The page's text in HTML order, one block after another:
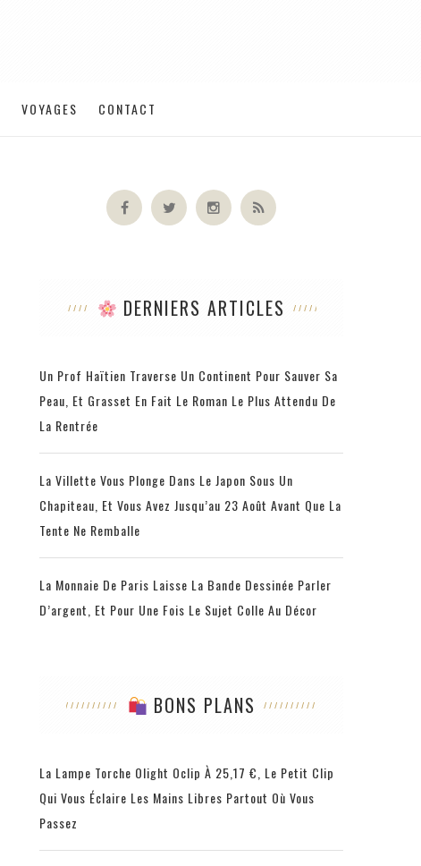
VOYAGES CONTACT
DERNIERS ARTICLES
Un Prof Haïtien Traverse Un Continent Pour Sauver Sa
Peau, Et Grasset En Fait Le Roman Le Plus Attendu De
La Rentrée
La Villette Vous Plonge Dans Le Japon Sous Un
Chapiteau, Et Vous Avez Jusqu’au 23 Août Avant Que La
Tente Ne Remballe
La Monnaie De Paris Laisse La Bande Dessinée Parler
D’argent, Et Pour Une Fois Le Sujet Colle Au Décor
BONS PLANS
La Lampe Torche Olight Oclip À 25,17 €, Le Petit Clip
Qui Vous Éclaire Les Mains Libres Partout Où Vous
Passez